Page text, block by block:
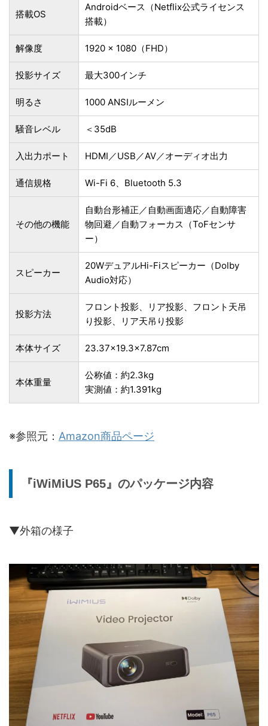
搭載OS
Androidベース（Netflix公式ライセンス
搭載）
解像度 1920 x 1080（FHD）
投影サイズ 最大300インチ
明るさ 1000 ANSIルーメン
騒音レベル ＜35dB
入出力ポート HDMI／USB／AV／オーディオ出力
通信規格 Wi-Fi 6、Bluetooth 5.3
その他の機能
自動台形補正／自動画面適応／自動障害
物回避／自動フォーカス（ToFセンサ
ー）
スピーカー
20WデュアルHi-Fiスピーカー（Dolby
Audio対応）
投影方法
フロント投影、リア投影、フロント天吊
り投影、リア天吊り投影
本体サイズ 23.37×19.3×7.87cm
本体重量
公称値：約2.3kg
実測値：約1.391kg
※参照元： Amazon商品ページ
『iWiMiUS P65』のパッケージ内容
▼外箱の様子